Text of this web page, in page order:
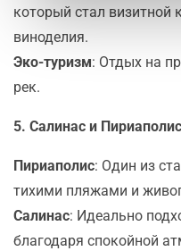
который стал визитной
виноделия.
Эко-туризм: Отдых на
рек.
5. Салинас и Пириаполис
Пириаполис: Один из
тихими пляжами и
Салинас: Идеально
благодаря спокойной